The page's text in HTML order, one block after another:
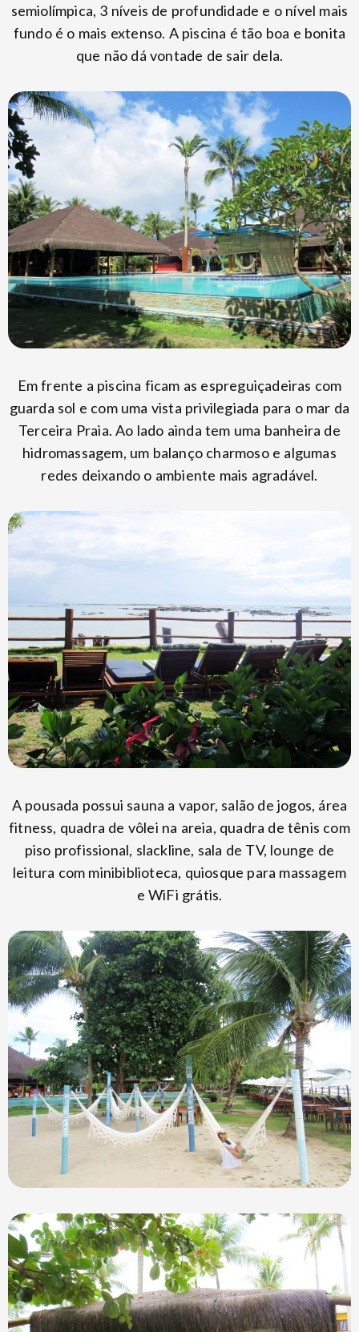
semiolímpica, 3 níveis de profundidade e o nível mais
fundo é o mais extenso. A piscina é tão boa e bonita
que não dá vontade de sair dela.
Em frente a piscina ficam as espreguiçadeiras com
guarda sol e com uma vista privilegiada para o mar da
Terceira Praia. Ao lado ainda tem uma banheira de
hidromassagem, um balanço charmoso e algumas
redes deixando o ambiente mais agradável.
A pousada possui sauna a vapor, salão de jogos, área
fitness, quadra de vôlei na areia, quadra de tênis com
piso profissional, slackline, sala de TV, lounge de
leitura com minibiblioteca, quiosque para massagem
e WiFi grátis.